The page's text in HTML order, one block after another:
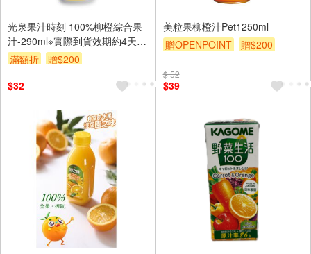
光泉果汁時刻 100%柳橙綜合果
汁-290ml※實際到貨效期約4天以
上
滿額折
贈$200
$32
美粒果柳橙汁Pet1250ml
贈OPENPOINT
贈$200
$ 52
$39